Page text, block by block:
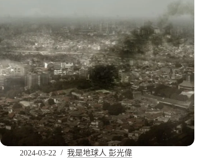
2024-03-22 我是地球人 彭光偉